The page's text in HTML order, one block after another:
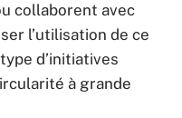
collaborent avec
l’utilisation de ce
d’initiatives
à grande